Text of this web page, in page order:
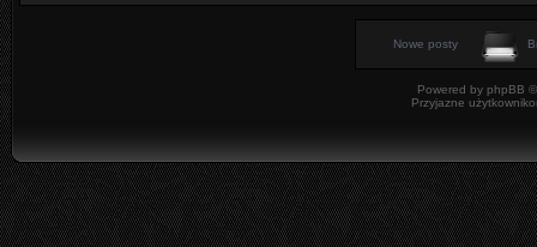
Nowe posty
Powered by phpBB
Przyjazne